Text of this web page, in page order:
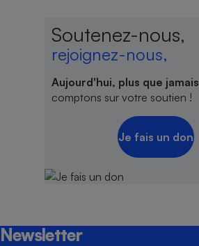
Soutenez-nous,
rejoignez-nous,
Aujourd'hui, plus que jamais
comptons sur votre soutien !
Je fais un don
Newsletter